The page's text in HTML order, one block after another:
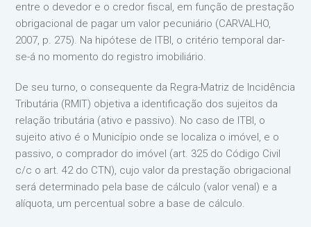
entre o devedor e o credor fiscal, em função de prestação
obrigacional de pagar um valor pecuniário (CARVALHO,
2007, p. 275). Na hipótese de ITBI, o critério temporal dar-
se-á no momento do registro imobiliário.
De seu turno, o consequente da Regra-Matriz de Incidência
Tributária (RMIT) objetiva a identificação dos sujeitos da
relação tributária (ativo e passivo). No caso de ITBI, o
sujeito ativo é o Município onde se localiza o imóvel, e o
passivo, o comprador do imóvel (art. 325 do Código Civil
c/c o art. 42 do CTN), cujo valor da prestação obrigacional
será determinado pela base de cálculo (valor venal) e a
alíquota, um percentual sobre a base de cálculo.